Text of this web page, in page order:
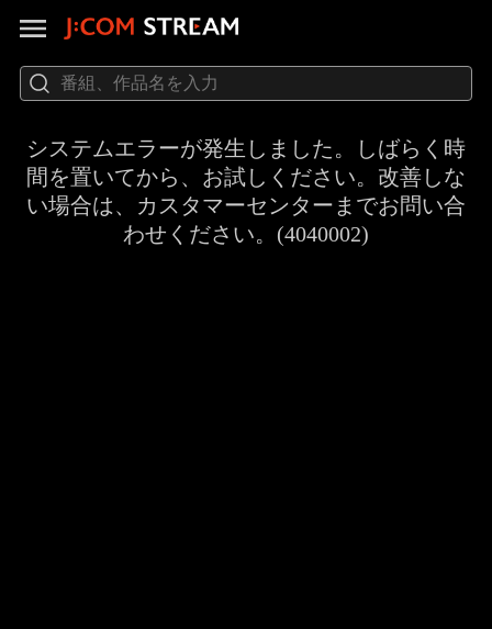
システムエラーが発生しました。しばらく時
間を置いてから、お試しください。改善しな
い場合は、カスタマーセンターまでお問い合
わせください。(4040002)